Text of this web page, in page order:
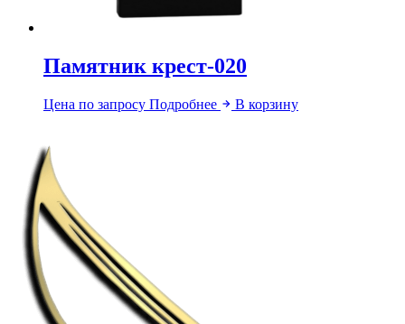
Памятник крест-020
Цена по запросу Подробнее В корзину